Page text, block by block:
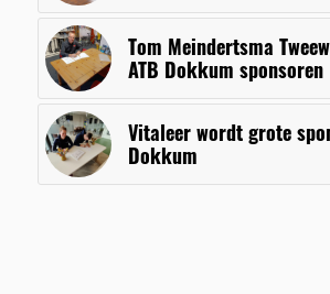
Tom Meindertsma
ATB Dokkum sponsoren
Vitaleer wordt grote
Dokkum